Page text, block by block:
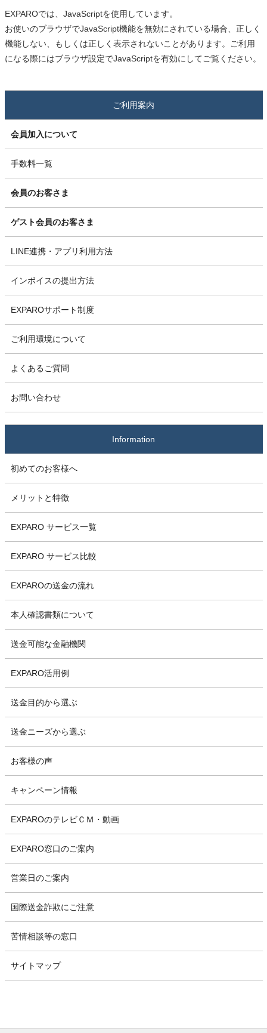
EXPAROでは、JavaScriptを使用しています。
お使いのブラウザでJavaScript機能を無効にされている場合、正しく
機能しない、もしくは正しく表示されないことがあります。ご利用
になる際にはブラウザ設定でJavaScriptを有効にしてご覧ください。
ご利用案内
会員加入について
手数料一覧
会員のお客さま
ゲスト会員のお客さま
LINE連携・アプリ利用方法
インボイスの提出方法
EXPAROサポート制度
ご利用環境について
よくあるご質問
お問い合わせ
Information
初めてのお客様へ
メリットと特徴
EXPARO サービス一覧
EXPARO サービス比較
EXPAROの送金の流れ
本人確認書類について
送金可能な金融機関
EXPARO活用例
送金目的から選ぶ
送金ニーズから選ぶ
お客様の声
キャンペーン情報
EXPAROのテレビＣＭ・動画
EXPARO窓口のご案内
営業日のご案内
国際送金詐欺にご注意
苦情相談等の窓口
サイトマップ